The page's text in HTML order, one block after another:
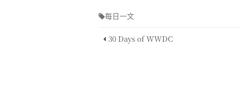
每日一文
30 Days of WWDC